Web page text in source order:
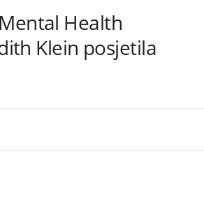
Health
Klein posjetila